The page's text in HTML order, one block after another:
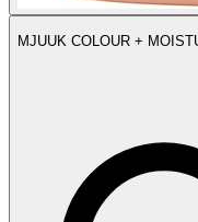
MJUUK COLOUR +